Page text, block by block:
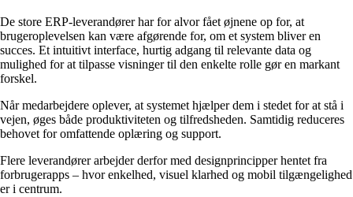
De store ERP-leverandører har for alvor fået øjnene op for, at
brugeroplevelsen kan være afgørende for, om et system bliver en
succes. Et intuitivt interface, hurtig adgang til relevante data og
mulighed for at tilpasse visninger til den enkelte rolle gør en markant
forskel.
Når medarbejdere oplever, at systemet hjælper dem i stedet for at stå i
vejen, øges både produktiviteten og tilfredsheden. Samtidig reduceres
behovet for omfattende oplæring og support.
Flere leverandører arbejder derfor med designprincipper hentet fra
forbrugerapps – hvor enkelhed, visuel klarhed og mobil tilgængelighed
er i centrum.